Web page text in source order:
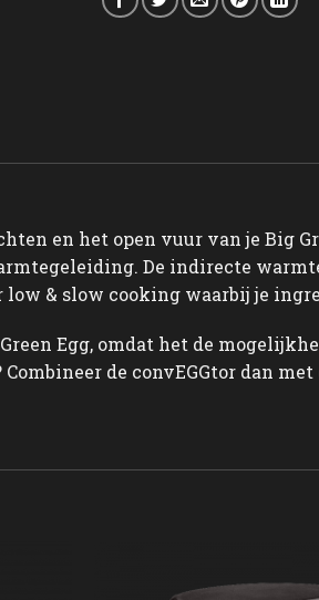
en het open vuur van je Big
De indirecte
& slow cooking waarbij je
Egg, omdat het de
de convEGGtor dan